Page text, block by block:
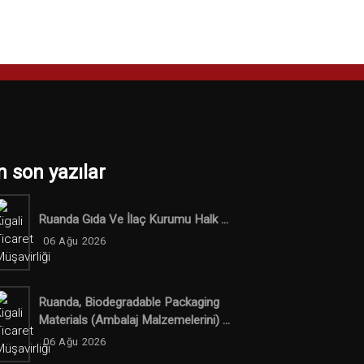
son yazılar
Ruanda Gıda Ve İlaç Kurumu Halk ...
06 Ağu 2026
Ruanda, Biodegradable Packaging
Materials (ambalaj Malzemelerini) ...
06 Ağu 2026